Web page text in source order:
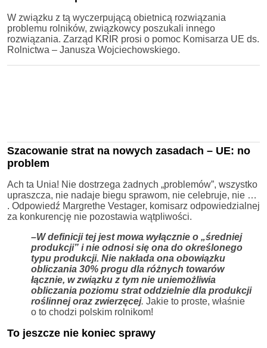
W związku z tą wyczerpującą obietnicą rozwiązania
problemu rolników, związkowcy poszukali innego
rozwiązania. Zarząd KRIR prosi o pomoc Komisarza UE ds.
Rolnictwa – Janusza Wojciechowskiego.
Szacowanie strat na nowych zasadach – UE: no
problem
Ach ta Unia! Nie dostrzega żadnych „problemów”, wszystko
upraszcza, nie nadaje biegu sprawom, nie celebruje, nie …
. Odpowiedź Margrethe Vestager, komisarz odpowiedzialnej
za konkurencję nie pozostawia wątpliwości.
–W definicji tej jest mowa wyłącznie o „średniej
produkcji” i nie odnosi się ona do określonego
typu produkcji. Nie nakłada ona obowiązku
obliczania 30% progu dla różnych towarów
łącznie, w związku z tym nie uniemożliwia
obliczania poziomu strat oddzielnie dla produkcji
roślinnej oraz zwierzęcej. Jakie to proste, właśnie
o to chodzi polskim rolnikom!
To jeszcze nie koniec sprawy